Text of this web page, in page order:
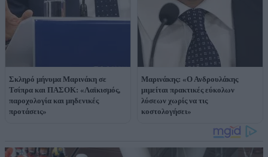
Σκληρό μήνυμα Μαρινάκη σε
Τσίπρα και ΠΑΣΟΚ: «Λαϊκισμός,
παροχολογία και μηδενικές
προτάσεις»
Μαρινάκης: «Ο Ανδρουλάκης
μιμείται πρακτικές εύκολων
λύσεων χωρίς να τις
κοστολογήσει»